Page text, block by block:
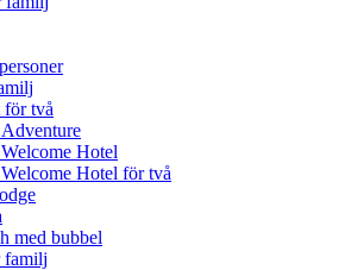
för två
Hotel
Hotel för två
med bubbel
familj